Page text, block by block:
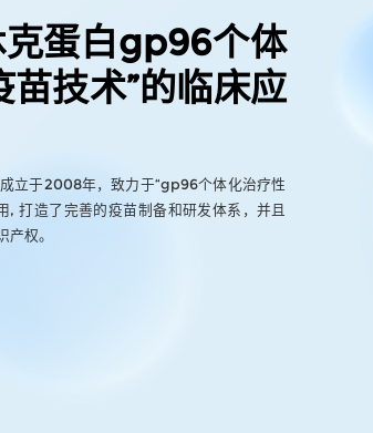
克蛋白gp96个体
技术”的临床应
立于2008年，致力于“gp96个体化治疗性
, 打造了完善的疫苗制备和研发体系，并且
产权。